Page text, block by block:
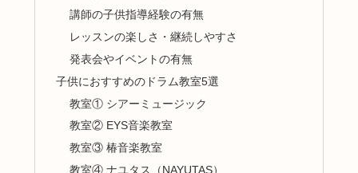
講師の子供指導経験の有無
レッスンの楽しさ・継続しやすさ
発表会やイベントの有無
子供におすすめのドラム教室5選
教室① シアーミュージック
教室② EYS音楽教室
教室③ 椿音楽教室
教室④ ナユタス（NAYUTAS）